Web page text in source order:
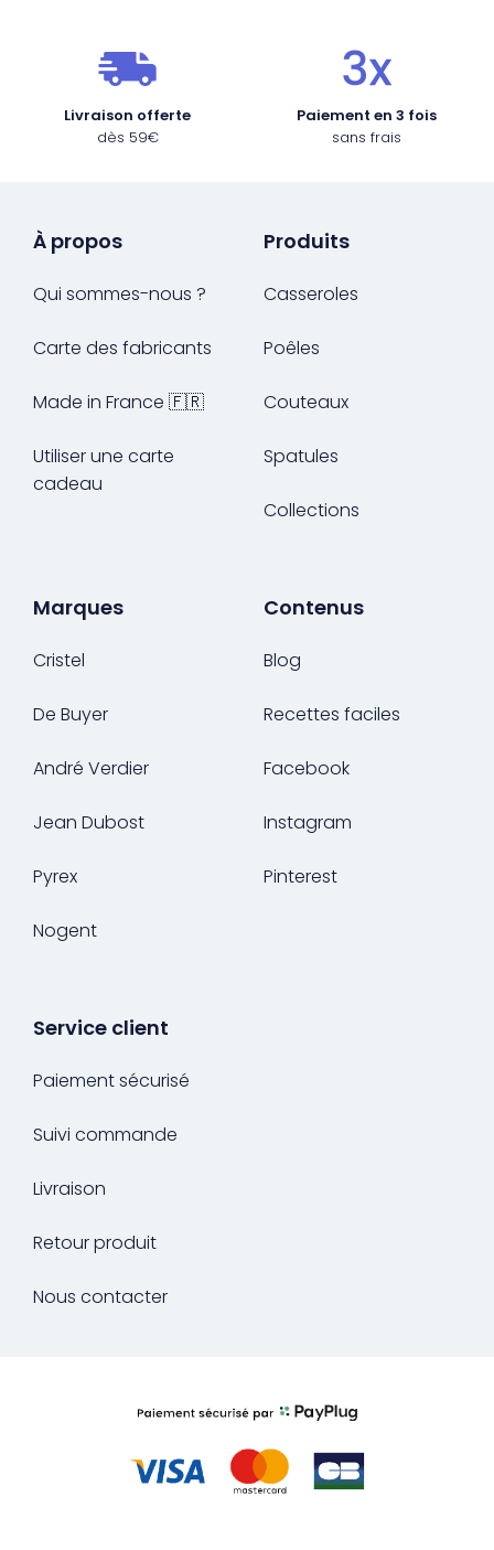
Livraison offerte
dès 59€
Paiement en 3 fois
sans frais
À propos
Qui sommes-nous ?
Carte des fabricants
Made in France 🇫🇷
Utiliser une carte
cadeau
Produits
Casseroles
Poêles
Couteaux
Spatules
Collections
Marques
Cristel
De Buyer
André Verdier
Jean Dubost
Pyrex
Nogent
Contenus
Blog
Recettes faciles
Facebook
Instagram
Pinterest
Service client
Paiement sécurisé
Suivi commande
Livraison
Retour produit
Nous contacter